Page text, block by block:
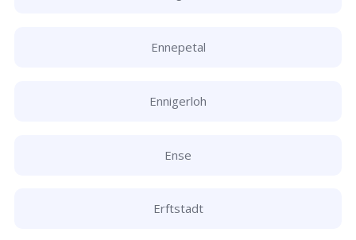
Ennepetal
Ennigerloh
Ense
Erftstadt